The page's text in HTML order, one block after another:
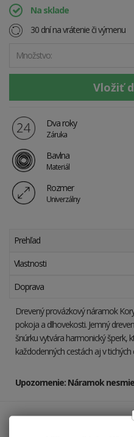
Na sklade
30 dní na vrátenie či výmenu
Množstvo:
Dva roky
Záruka
Bavlna
Materiál
Rozmer
Univerzálny
Prehľad
Vlastnosti
Doprava
Drevený provázkový náramok
pokoja a dlhovekosti. Jemný
šnúrku vytvára harmonický šperk,
každodenných cestách aj v
Upozornenie: Náramok